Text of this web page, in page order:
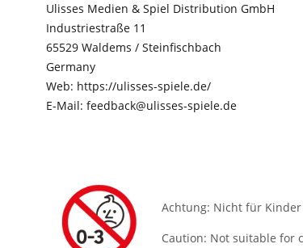
Ulisses Medien & Spiel Distribution GmbH
Industriestraße 11
65529 Waldems / Steinfischbach
Germany
Web: https://ulisses-spiele.de/
E-Mail: feedback@ulisses-spiele.de
Achtung: Nicht für
Caution: Not suitable for